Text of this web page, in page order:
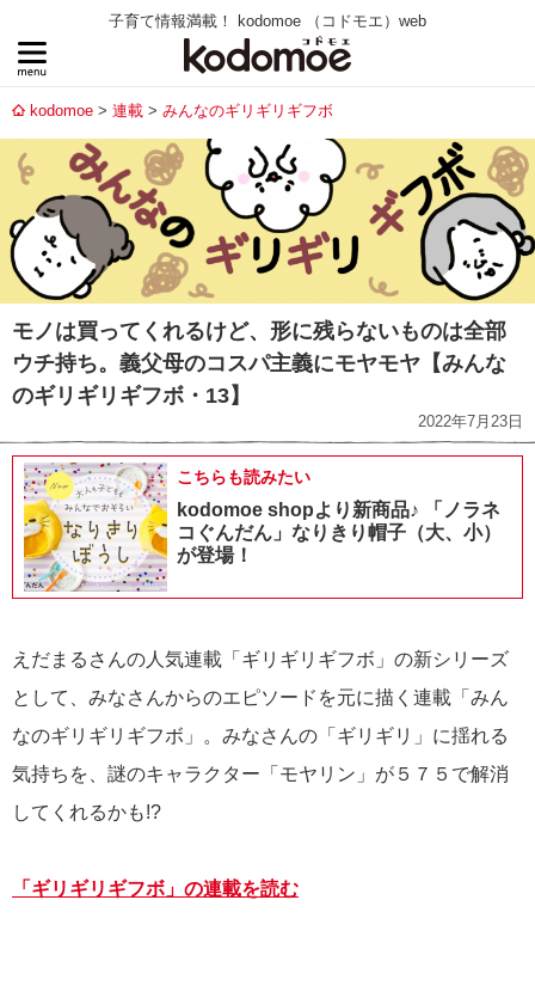
子育て情報満載！ kodomoe （コドモエ）web
kodomoe 連載 みんなのギリギリギフボ
モノは買ってくれるけど、形に残らないものは全部
ウチ持ち。義父母のコスパ主義にモヤモヤ【みんな
のギリギリギフボ・13】
2022年7月23日
こちらも読みたい
kodomoe shopより新商品♪ 「ノラネ
コぐんだん」なりきり帽子（大、小）
が登場！
えだまるさんの人気連載「ギリギリギフボ」の新シリーズ
として、みなさんからのエピソードを元に描く連載「みん
なのギリギリギフボ」。みなさんの「ギリギリ」に揺れる
気持ちを、謎のキャラクター「モヤリン」が５７５で解消
してくれるかも!?
「ギリギリギフボ」の連載を読む